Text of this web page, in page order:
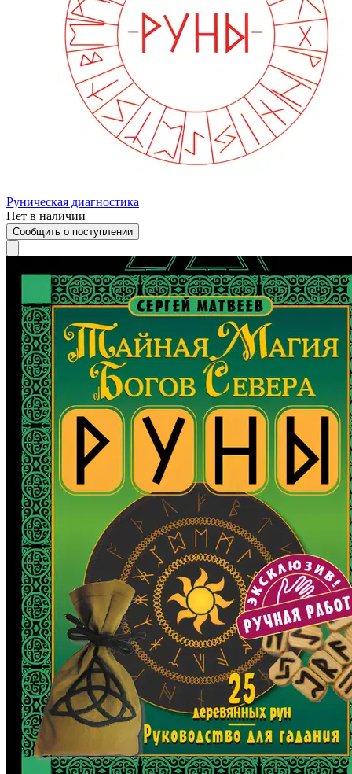
Руническая диагностика
Нет в наличии
Сообщить о поступлении